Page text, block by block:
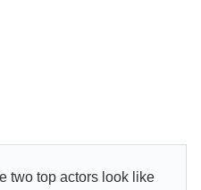
two top actors look like